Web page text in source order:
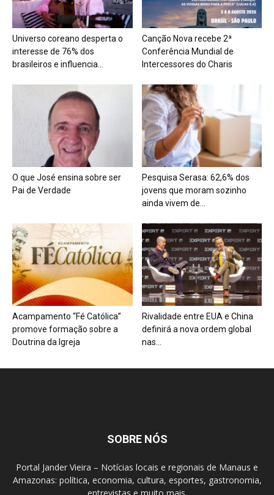
Universo coreano desperta o
interesse de 76% dos
brasileiros e influencia...
Canção Nova recebe 2ª
Conferência Mundial de
Intercessores do Charis
O que José ensina sobre ser
Pai de Verdade
Pesquisa Serasa: 62,6% dos
jovens que moram sozinho
ainda vivem de...
Acampamento “Fé Católica”
promove formação sobre a
Doutrina da Igreja
Rivalidade entre EUA e China
definirá a nova ordem global
nas...
SOBRE NÓS
Portal Jander Vieira – Notícias locais e regionais de Manaus e
Amazonas: política, economia, cultura, esportes, gastronomia,